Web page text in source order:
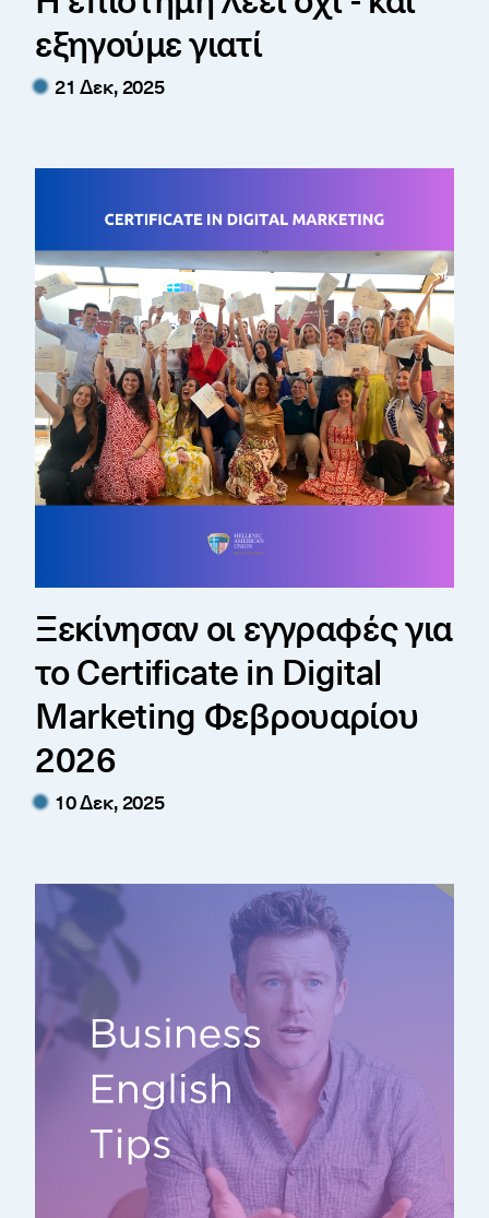
εξηγούμε γιατί
21 Δεκ, 2025
Ξεκίνησαν οι εγγραφές για
το Certificate in Digital
Marketing Φεβρουαρίου
2026
10 Δεκ, 2025